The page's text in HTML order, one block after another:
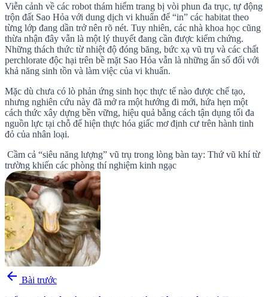
Viễn cảnh về các robot thám hiểm trang bị vòi phun đa trục, tự động
trộn đất Sao Hỏa với dung dịch vi khuẩn để “in” các habitat theo
từng lớp đang dần trở nên rõ nét. Tuy nhiên, các nhà khoa học cũng
thừa nhận đây vẫn là một lý thuyết đang cần được kiểm chứng.
Những thách thức từ nhiệt độ đóng băng, bức xạ vũ trụ và các chất
perchlorate độc hại trên bề mặt Sao Hỏa vẫn là những ẩn số đối với
khả năng sinh tồn và làm việc của vi khuẩn.
Mặc dù chưa có lò phản ứng sinh học thực tế nào được chế tạo,
nhưng nghiên cứu này đã mở ra một hướng đi mới, hứa hẹn một
cách thức xây dựng bền vững, hiệu quả bằng cách tận dụng tối đa
nguồn lực tại chỗ để hiện thực hóa giấc mơ định cư trên hành tinh
đỏ của nhân loại.
Cầm cả “siêu năng lượng” vũ trụ trong lòng bàn tay: Thứ vũ khí từ
trường khiến các phòng thí nghiệm kinh ngạc
arrow_back Bài trước